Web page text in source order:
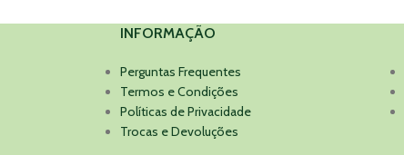
INFORMAÇÃO
Perguntas Frequentes
Termos e Condições
Políticas de Privacidade
Trocas e Devoluções